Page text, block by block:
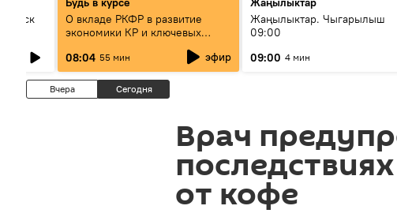
О вкладе РКФР в развитие
экономики КР и ключевых
08:04 55 мин эфир
Жаңылыктар. Чыгарылыш
09:00
09:00 4 мин
Вчера Сегодня
Врач
от кофе